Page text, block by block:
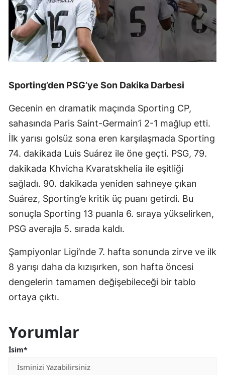
Sporting’den PSG’ye Son Dakika Darbesi
Gecenin en dramatik maçında Sporting CP,
sahasında Paris Saint-Germain’i 2-1 mağlup etti.
İlk yarısı golsüz sona eren karşılaşmada Sporting
74. dakikada Luis Suárez ile öne geçti. PSG, 79.
dakikada Khvicha Kvaratskhelia ile eşitliği
sağladı. 90. dakikada yeniden sahneye çıkan
Suárez, Sporting’e kritik üç puanı getirdi. Bu
sonuçla Sporting 13 puanla 6. sıraya yükselirken,
PSG averajla 5. sırada kaldı.
Şampiyonlar Ligi’nde 7. hafta sonunda zirve ve ilk
8 yarışı daha da kızışırken, son hafta öncesi
dengelerin tamamen değişebileceği bir tablo
ortaya çıktı.
Yorumlar
İsim*